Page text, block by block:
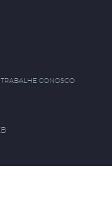
TRABALHE CONOSCO